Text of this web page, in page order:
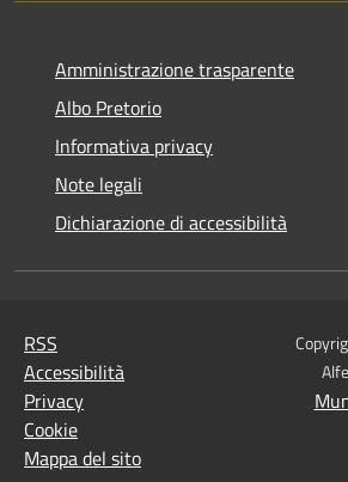
Amministrazione trasparente
Albo Pretorio
Informativa privacy
Note legali
Dichiarazione di accessibilità
RSS
Accessibilità
Privacy
Cookie
Mappa del sito